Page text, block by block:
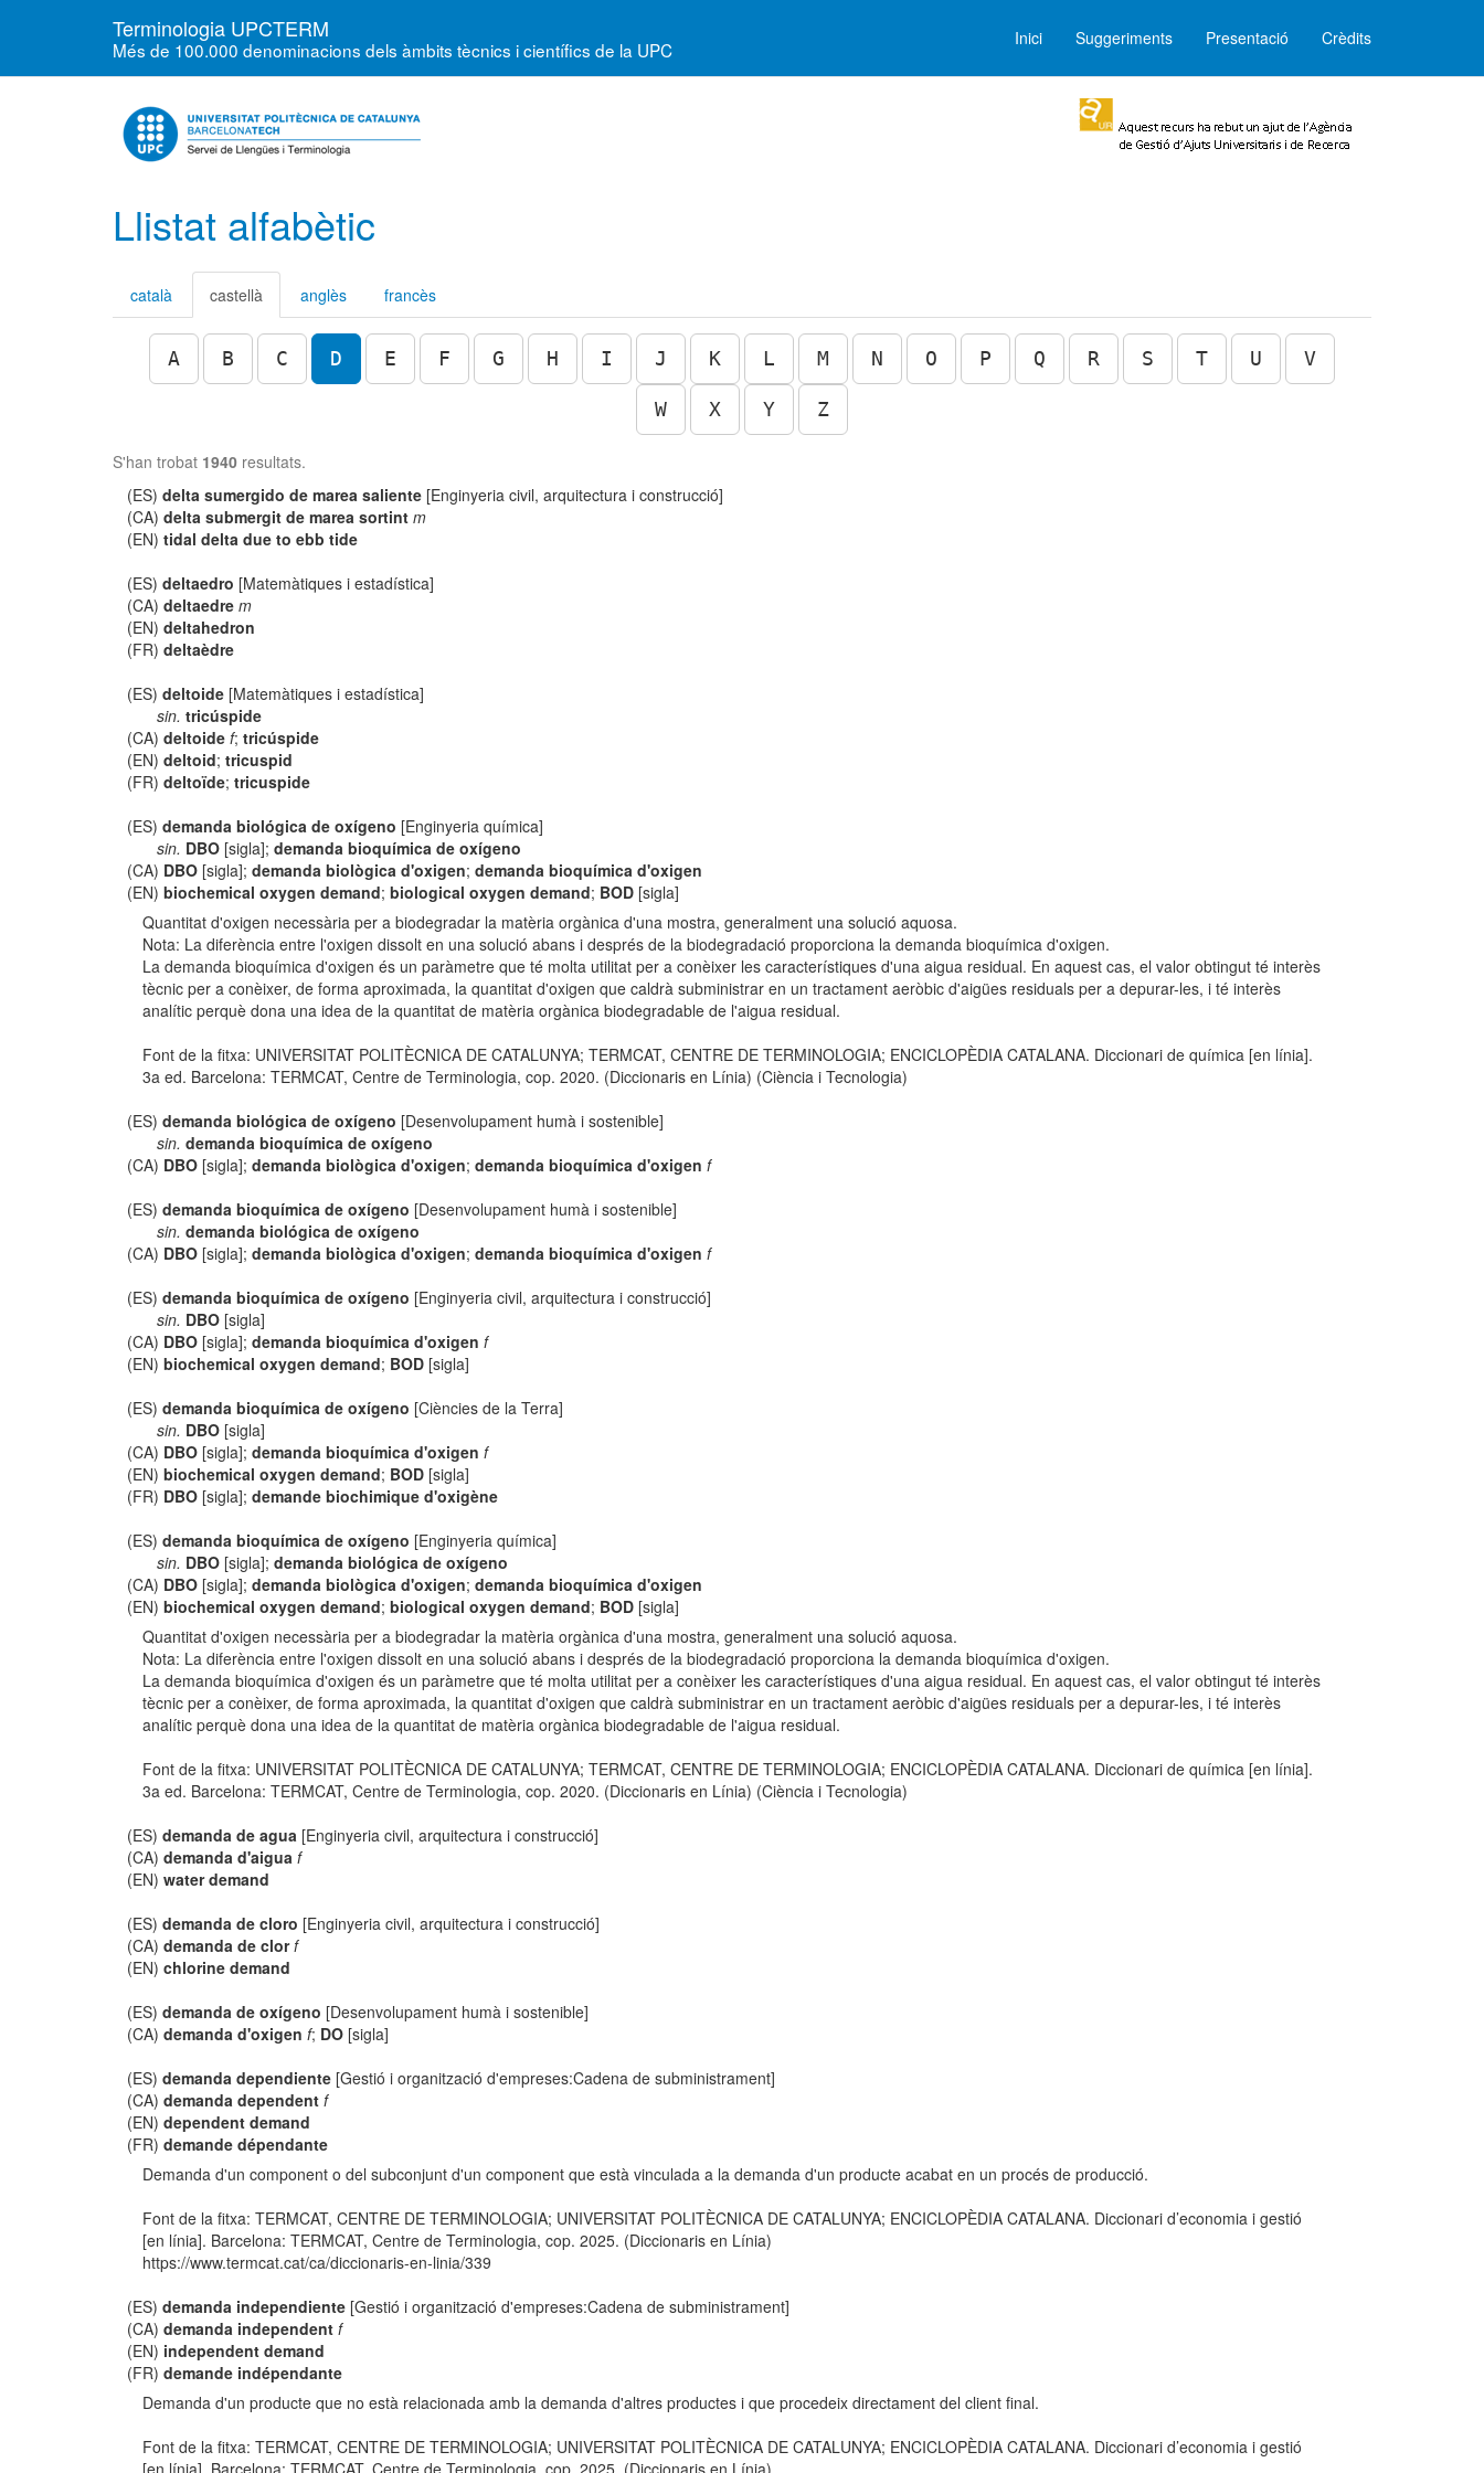
Terminologia UPCTERM
Més de 100.000 denominacions dels àmbits tècnics i científics de la UPC Inici Suggeriments Presentació Crèdits
Llistat alfabètic
català castellà anglès francès
A B C D E F G H I J K L M N O P Q R S T U V
W X Y Z
S'han trobat 1940 resultats.
(ES)delta sumergido de marea saliente [Enginyeria civil, arquitectura i construcció]
(CA)delta submergit de marea sortint m
(EN)tidal delta due to ebb tide
(ES)deltaedro [Matemàtiques i estadística]
(CA)deltaedre m
(EN)deltahedron
(FR)deltaèdre
(ES)deltoide [Matemàtiques i estadística]
sin. tricúspide
(CA)deltoide f;tricúspide
(EN)deltoid;tricuspid
(FR)deltoïde;tricuspide
(ES)demanda biológica de oxígeno [Enginyeria química]
sin. DBO[sigla]; demanda bioquímica de oxígeno
(CA) DBO [sigla];demanda biològica d'oxigen;demanda bioquímica d'oxigen
(EN)biochemical oxygen demand;biological oxygen demand; BOD [sigla]
Quantitat d'oxigen necessària per a biodegradar la matèria orgànica d'una mostra, generalment una solució aquosa.
Nota: La diferència entre l'oxigen dissolt en una solució abans i després de la biodegradació proporciona la demanda bioquímica d'oxigen.
La demanda bioquímica d'oxigen és un paràmetre que té molta utilitat per a conèixer les característiques d'una aigua residual. En aquest cas, el valor obtingut té interès
tècnic per a conèixer, de forma aproximada, la quantitat d'oxigen que caldrà subministrar en un tractament aeròbic d'aigües residuals per a depurar-les, i té interès
analític perquè dona una idea de la quantitat de matèria orgànica biodegradable de l'aigua residual.
Font de la fitxa: UNIVERSITAT POLITÈCNICA DE CATALUNYA; TERMCAT, CENTRE DE TERMINOLOGIA; ENCICLOPÈDIA CATALANA. Diccionari de química [en línia].
3a ed. Barcelona: TERMCAT, Centre de Terminologia, cop. 2020. (Diccionaris en Línia) (Ciència i Tecnologia)
(ES)demanda biológica de oxígeno [Desenvolupament humà i sostenible]
sin. demanda bioquímica de oxígeno
(CA) DBO [sigla];demanda biològica d'oxigen;demanda bioquímica d'oxigen f
(ES)demanda bioquímica de oxígeno [Desenvolupament humà i sostenible]
sin. demanda biológica de oxígeno
(CA) DBO [sigla];demanda biològica d'oxigen;demanda bioquímica d'oxigen f
(ES)demanda bioquímica de oxígeno [Enginyeria civil, arquitectura i construcció]
sin. DBO[sigla]
(CA) DBO [sigla];demanda bioquímica d'oxigen f
(EN)biochemical oxygen demand; BOD [sigla]
(ES)demanda bioquímica de oxígeno [Ciències de la Terra]
sin. DBO[sigla]
(CA) DBO [sigla];demanda bioquímica d'oxigen f
(EN)biochemical oxygen demand; BOD [sigla]
(FR) DBO [sigla];demande biochimique d'oxigène
(ES)demanda bioquímica de oxígeno [Enginyeria química]
sin. DBO[sigla]; demanda biológica de oxígeno
(CA) DBO [sigla];demanda biològica d'oxigen;demanda bioquímica d'oxigen
(EN)biochemical oxygen demand;biological oxygen demand; BOD [sigla]
Quantitat d'oxigen necessària per a biodegradar la matèria orgànica d'una mostra, generalment una solució aquosa.
Nota: La diferència entre l'oxigen dissolt en una solució abans i després de la biodegradació proporciona la demanda bioquímica d'oxigen.
La demanda bioquímica d'oxigen és un paràmetre que té molta utilitat per a conèixer les característiques d'una aigua residual. En aquest cas, el valor obtingut té interès
tècnic per a conèixer, de forma aproximada, la quantitat d'oxigen que caldrà subministrar en un tractament aeròbic d'aigües residuals per a depurar-les, i té interès
analític perquè dona una idea de la quantitat de matèria orgànica biodegradable de l'aigua residual.
Font de la fitxa: UNIVERSITAT POLITÈCNICA DE CATALUNYA; TERMCAT, CENTRE DE TERMINOLOGIA; ENCICLOPÈDIA CATALANA. Diccionari de química [en línia].
3a ed. Barcelona: TERMCAT, Centre de Terminologia, cop. 2020. (Diccionaris en Línia) (Ciència i Tecnologia)
(ES)demanda de agua [Enginyeria civil, arquitectura i construcció]
(CA)demanda d'aigua f
(EN)water demand
(ES)demanda de cloro [Enginyeria civil, arquitectura i construcció]
(CA)demanda de clor f
(EN)chlorine demand
(ES)demanda de oxígeno [Desenvolupament humà i sostenible]
(CA)demanda d'oxigen f; DO [sigla]
(ES)demanda dependiente [Gestió i organització d'empreses:Cadena de subministrament]
(CA)demanda dependent f
(EN)dependent demand
(FR)demande dépendante
Demanda d'un component o del subconjunt d'un component que està vinculada a la demanda d'un producte acabat en un procés de producció.
Font de la fitxa: TERMCAT, CENTRE DE TERMINOLOGIA; UNIVERSITAT POLITÈCNICA DE CATALUNYA; ENCICLOPÈDIA CATALANA. Diccionari d’economia i gestió
[en línia]. Barcelona: TERMCAT, Centre de Terminologia, cop. 2025. (Diccionaris en Línia)
https://www.termcat.cat/ca/diccionaris-en-linia/339
(ES)demanda independiente [Gestió i organització d'empreses:Cadena de subministrament]
(CA)demanda independent f
(EN) independent demand
(FR)demande indépendante
Demanda d'un producte que no està relacionada amb la demanda d'altres productes i que procedeix directament del client final.
Font de la fitxa: TERMCAT, CENTRE DE TERMINOLOGIA; UNIVERSITAT POLITÈCNICA DE CATALUNYA; ENCICLOPÈDIA CATALANA. Diccionari d’economia i gestió
[en línia]. Barcelona: TERMCAT, Centre de Terminologia, cop. 2025. (Diccionaris en Línia)